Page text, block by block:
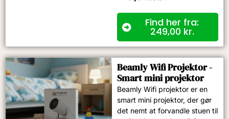
Find her fra:
249,00 kr.
Beamly Wifi Projektor -
Smart mini projektor
Beamly Wifi projektor er en
smart mini projektor, der gør
det nemt at forvandle stuen til